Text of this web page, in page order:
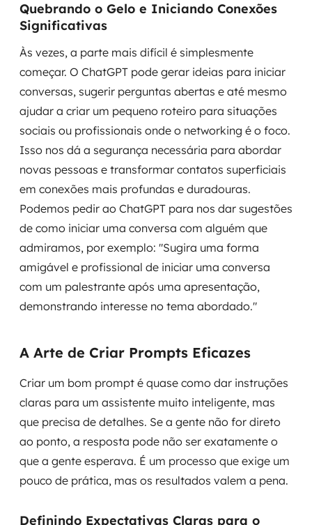
Quebrando o Gelo e Iniciando Conexões
Significativas
Às vezes, a parte mais difícil é simplesmente
começar. O ChatGPT pode gerar ideias para iniciar
conversas, sugerir perguntas abertas e até mesmo
ajudar a criar um pequeno roteiro para situações
sociais ou profissionais onde o networking é o foco.
Isso nos dá a segurança necessária para abordar
novas pessoas e transformar contatos superficiais
em conexões mais profundas e duradouras.
Podemos pedir ao ChatGPT para nos dar sugestões
de como iniciar uma conversa com alguém que
admiramos, por exemplo: "Sugira uma forma
amigável e profissional de iniciar uma conversa
com um palestrante após uma apresentação,
demonstrando interesse no tema abordado."
A Arte de Criar Prompts Eficazes
Criar um bom prompt é quase como dar instruções
claras para um assistente muito inteligente, mas
que precisa de detalhes. Se a gente não for direto
ao ponto, a resposta pode não ser exatamente o
que a gente esperava. É um processo que exige um
pouco de prática, mas os resultados valem a pena.
Definindo Expectativas Claras para o